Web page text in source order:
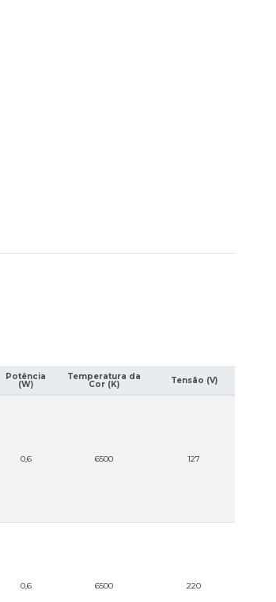
Potência
(W)
Temperatura da
Cor (K) Tensão (V)
0,6 6500 127
0,6 6500 220